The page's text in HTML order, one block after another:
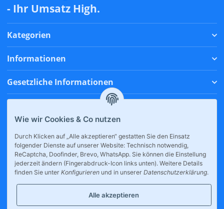
- Ihr Umsatz High.
Kategorien
Informationen
Gesetzliche Informationen
* Alle Preise inkl. gesetzlicher USt., zzgl.Versand
Wie wir Cookies & Co nutzen
Durch Klicken auf „Alle akzeptieren“ gestatten Sie den Einsatz
folgender Dienste auf unserer Website: Technisch notwendig,
ReCaptcha, Doofinder, Brevo, WhatsApp. Sie können die Einstellung
jederzeit ändern (Fingerabdruck-Icon links unten). Weitere Details
finden Sie unter Konfigurieren und in unserer Datenschutzerklärung.
Alle akzeptieren